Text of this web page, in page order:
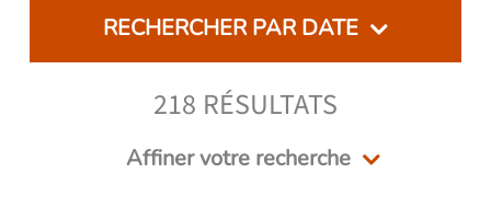
RECHERCHER PAR DATE
Affiner votre recherche
218 RÉSULTATS